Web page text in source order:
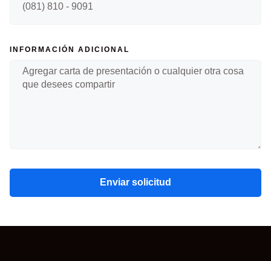
INFORMACIÓN ADICIONAL
Enviar solicitud